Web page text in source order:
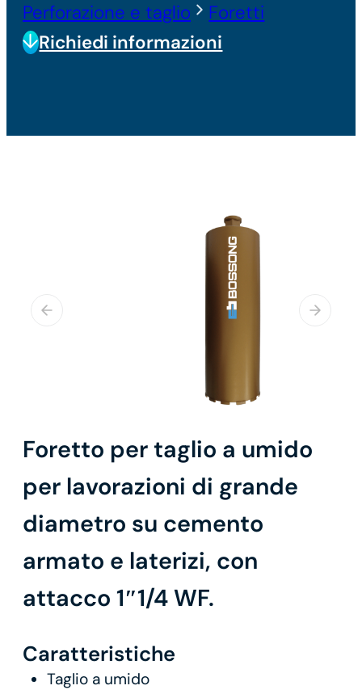
Perforazione e taglio
Foretti
Richiedi informazioni
Foretto per taglio a umido
per lavorazioni di grande
diametro su cemento
armato e laterizi, con
attacco 1″1/4 WF.
Caratteristiche
Taglio a umido